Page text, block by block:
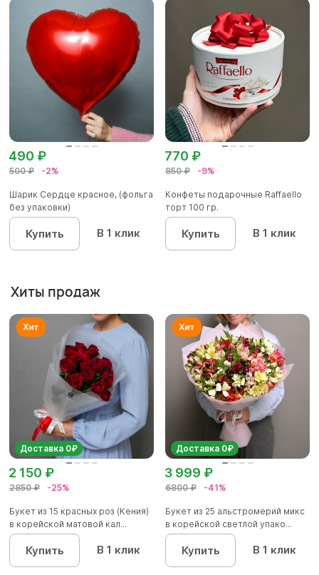
500 ₽ -2%
490 ₽
Шарик Сердце красное, (фольга
без упаковки)
Купить В 1 клик
850 ₽ -9%
770 ₽
Конфеты подарочные Raffaello
торт 100 гр.
Купить В 1 клик
Хиты продаж
Доставка 0₽
2850 ₽ -25%
2 150 ₽
Букет из 15 красных роз (Кения)
в корейской матовой кал...
Купить В 1 клик
Доставка 0₽
6800 ₽ -41%
3 999 ₽
Букет из 25 альстромерий микс
в корейской светлой упако...
Купить В 1 клик